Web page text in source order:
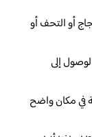
أو التحف أو
إلى
في مكان واضح